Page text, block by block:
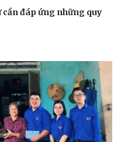
cần đáp ứng những quy